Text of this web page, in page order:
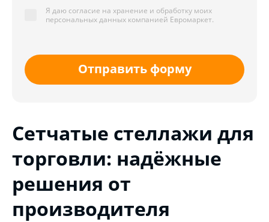
Я даю согласие на хранение и обработку моих
персональных данных компанией Евромаркет.
Отправить форму
Сетчатые стеллажи для
торговли: надёжные
решения от
производителя